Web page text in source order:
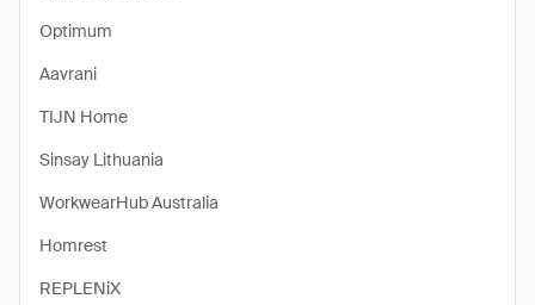
Optimum
Aavrani
TIJN Home
Sinsay Lithuania
WorkwearHub Australia
Homrest
REPLENiX